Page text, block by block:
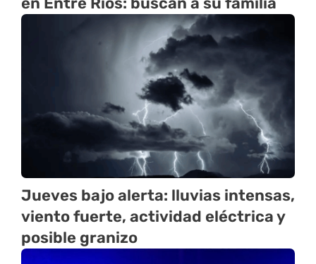
Jueves bajo alerta: lluvias intensas,
viento fuerte, actividad eléctrica y
posible granizo